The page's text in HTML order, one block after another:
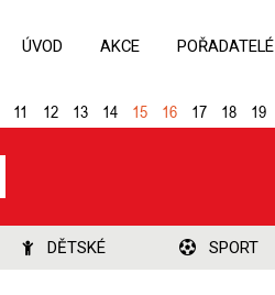
ÚVOD AKCE POŘADATELÉ
11 12 13 14 15 16 17 18 19
DĚTSKÉ SPORT